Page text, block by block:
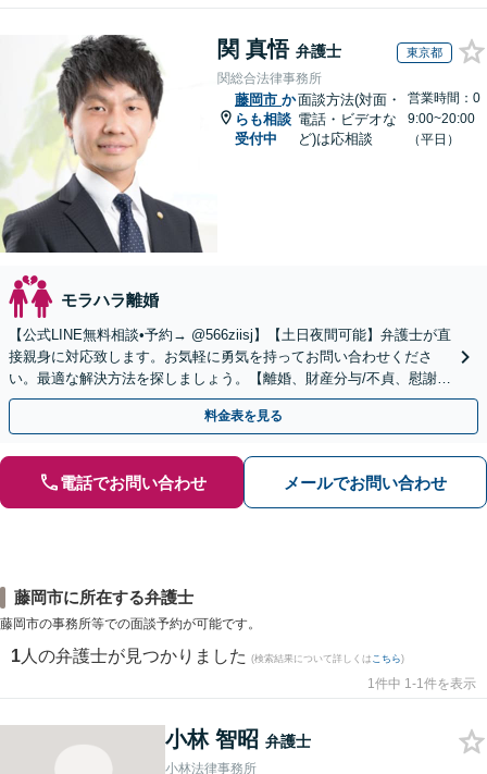
関 真悟 弁護士 東京都
関総合法律事務所
藤岡市 か
らも相談
受付中
面談方法(対面・
電話・ビデオな
ど)は応相談
営業時間：0
9:00~20:00
（平日）
モラハラ離婚
【公式LINE無料相談•予約→ @566ziisj】【土日夜間可能】弁護士が直
接親身に対応致します。お気軽に勇気を持ってお問い合わせくださ
い。最適な解決方法を探しましょう。【離婚、財産分与/不貞、慰謝
料/復縁/愛人契約】
料金表を見る
電話でお問い合わせ メールでお問い合わせ
藤岡市に所在する弁護士
藤岡市の事務所等での面談予約が可能です。
1 人の弁護士が見つかりました (検索結果について詳しくは こちら)
1件中 1-1件を表示
小林 智昭 弁護士
小林法律事務所